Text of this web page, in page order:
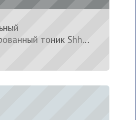
тоник Shh...